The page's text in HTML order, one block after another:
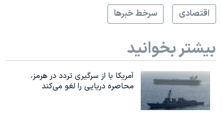
اقتصادی
سرخط خبرها
بیشتر بخوانید
آمریکا با از سرگیری تردد در هرمز،
محاصره دریایی را لغو می‌کند